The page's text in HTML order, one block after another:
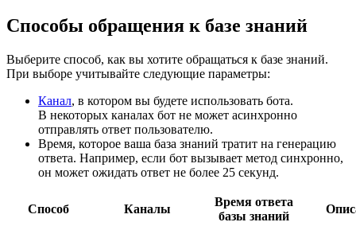
Способы обращения к базе знаний
Выберите способ, как вы хотите обращаться к базе знаний.
При выборе учитывайте следующие параметры:
Канал, в котором вы будете использовать бота.
В некоторых каналах бот не может асинхронно
отправлять ответ пользователю.
Время, которое ваша база знаний тратит на генерацию
ответа. Например, если бот вызывает метод синхронно,
он может ожидать ответ не более 25 секунд.
Способ Каналы
Время ответа
базы знаний